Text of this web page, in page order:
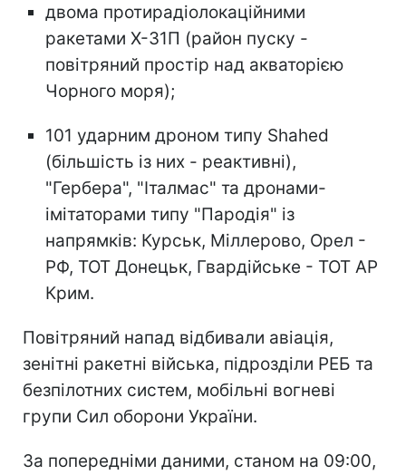
двома протирадіолокаційними
ракетами Х-31П (район пуску -
повітряний простір над акваторією
Чорного моря);
101 ударним дроном типу Shahed
(більшість із них - реактивні),
"Гербера", "Італмас" та дронами-
імітаторами типу "Пародія" із
напрямків: Курськ, Міллерово, Орел -
РФ, ТОТ Донецьк, Гвардійське - ТОТ АР
Крим.
Повітряний напад відбивали авіація,
зенітні ракетні війська, підрозділи РЕБ та
безпілотних систем, мобільні вогневі
групи Сил оборони України.
За попередніми даними, станом на 09:00,